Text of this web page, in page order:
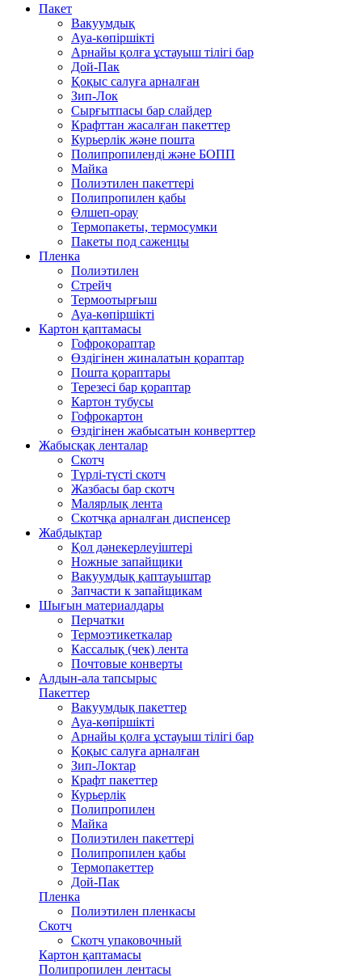
Пакет
Вакуумдық
Ауа-көпіршікті
Арнайы қолға ұстауыш тілігі бар
Дой-Пак
Қоқыс салуға арналған
Зип-Лок
Сырғытпасы бар слайдер
Крафттан жасалған пакеттер
Курьерлік және пошта
Полипропиленді және БОПП
Майка
Полиэтилен пакеттері
Полипропилен қабы
Өлшеп-орау
Термопакеты, термосумки
Пакеты под саженцы
Пленка
Полиэтилен
Стрейч
Термоотырғыш
Ауа-көпіршікті
Картон қаптамасы
Гофроқораптар
Өздігінен жиналатын қораптар
Пошта қораптары
Терезесі бар қораптар
Картон тубусы
Гофрокартон
Өздігінен жабысатын конверттер
Жабысқақ ленталар
Скотч
Түрлі-түсті скотч
Жазбасы бар скотч
Малярлық лента
Скотчқа арналған диспенсер
Жабдықтар
Қол дәнекерлеуіштері
Ножные запайщики
Вакуумдық қаптауыштар
Запчасти к запайщикам
Шығын материалдары
Перчатки
Термоэтикеткалар
Кассалық (чек) лента
Почтовые конверты
Алдын-ала тапсырыс
Пакеттер
Вакуумдық пакеттер
Ауа-көпіршікті
Арнайы қолға ұстауыш тілігі бар
Қоқыс салуға арналған
Зип-Локтар
Крафт пакеттер
Курьерлік
Полипропилен
Майка
Полиэтилен пакеттері
Полипропилен қабы
Термопакеттер
Дой-Пак
Пленка
Полиэтилен пленкасы
Скотч
Скотч упаковочный
Картон қаптамасы
Полипропилен лентасы